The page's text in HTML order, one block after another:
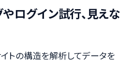
ログイン試行、見えな
イトの構造を解析してデータを